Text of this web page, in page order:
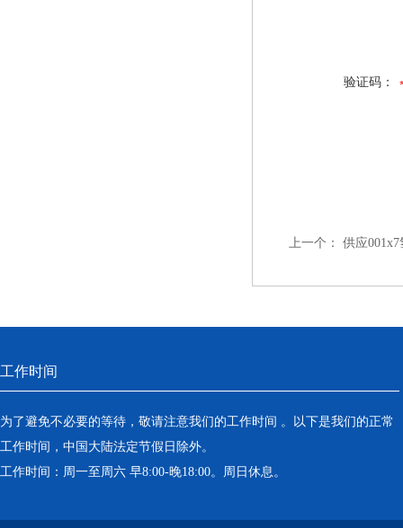
验证码：
上一个： 供应
工作时间
为了避免不必要的等待，敬请注意我们的工作时间 。以下是我们的正常
工作时间，中国大陆法定节假日除外。
工作时间：周一至周六 早8:00-晚18:00。周日休息。